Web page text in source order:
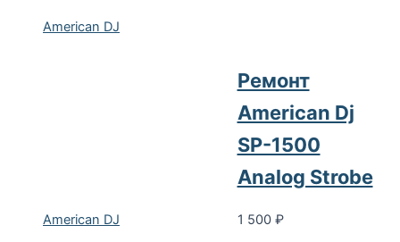
American DJ
American DJ
Ремонт
American Dj
SP-1500
Analog Strobe
1 500 ₽